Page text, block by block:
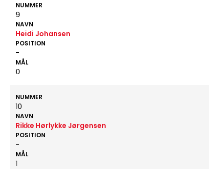
NUMMER
9
NAVN
Heidi Johansen
POSITION
-
MÅL
0
NUMMER
10
NAVN
Rikke Hørlykke Jørgensen
POSITION
-
MÅL
1